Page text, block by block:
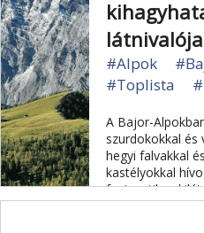
látnivalója
#Alpok
#Toplista
A Bajor-
szurdokokkal és
hegyi falvakkal
kastélyokkal
fantasztikus
hely, amit nem